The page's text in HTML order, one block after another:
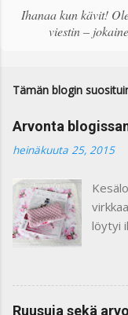
ä
k
e
t
i
Ihanaa kun kävit!
viestin –
Tämän blogin
Arvonta
heinäkuuta 25, 2015
löytyi
ja niin
Ruusuja sekä